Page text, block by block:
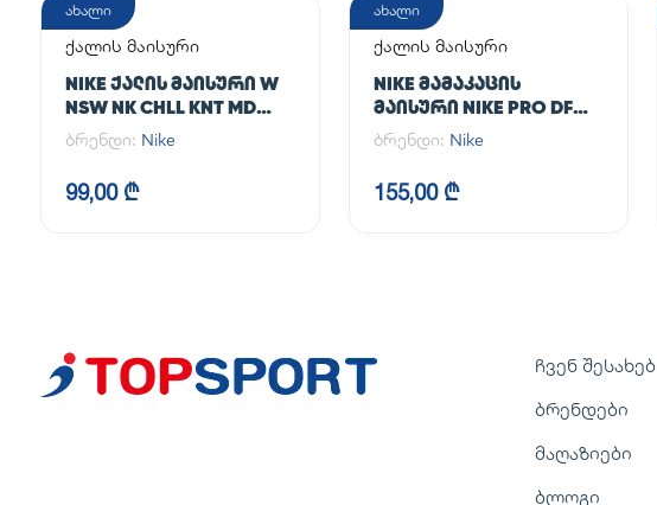
ახალი
ქალის მაისური
NIKE ᲥᲐᲚᲘᲡ ᲛᲐᲘᲡᲣᲠᲘ W
NSW NK CHLL KNT MD
CRP
ბრენდი: Nike
99,00 ₾
ახალი
ქალის მაისური
NIKE ᲛᲐᲛᲐᲙᲐᲪᲘᲡ
ᲛᲐᲘᲡᲣᲠᲘ NIKE PRO DF
365 CROP LS
ბრენდი: Nike
155,00 ₾
ჩვენ შესახებ
ბრენდები
მაღაზიები
ბლოგი